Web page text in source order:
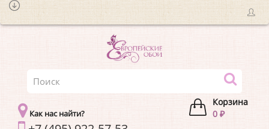
Корзина
0 ₽
Как нас найти?